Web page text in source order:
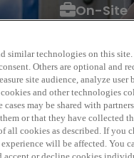
On-Site
similar technologies on this site.
Others are optional and
site audience, analyze
and other technologies
may be shared with
or that they have collected
all cookies as described. If you
will be affected. You